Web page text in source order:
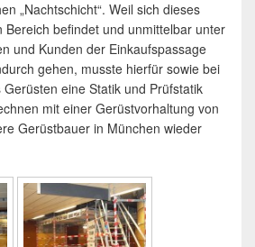
„Nachtschicht“. Weil sich dieses
Bereich befindet und unmittelbar unter
und Kunden der Einkaufspassage
gehen, musste hierfür sowie bei
eine Statik und Prüfstatik
mit einer Gerüstvorhaltung von
Gerüstbauer in München wieder